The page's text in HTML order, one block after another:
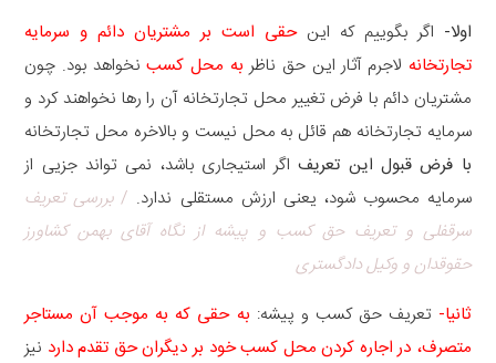
اولا- اگر بگوییم که اینحقی است بر مشتریان دائم و سرمایه
تجارتخانه لاجرم آثار این حق ناظر به محل کسبنخواهد بود. چون
مشتریان دائم با فرض تغییر محل تجارتخانه آن را رها نخواهند کرد و
سرمایه تجارتخانه هم قائل به محل نیست و بالاخره محل تجارتخانه
با فرض قبول این تعریفاگر استیجاری باشد، نمی تواند جزیی از
سرمایه محسوب شود، یعنی ارزش مستقلی ندارد. /بررسی تعریف
سرقفلی و تعریف حق کسب و پیشه از نگاه آقای بهمن کشاورز
حقوقدان و وکیل دادگستری
ثانیا- تعریف حق کسب و پیشه: به حقی که به موجب آن مستاجر
متصرف، در اجاره کردن محل کسب خود بر دیگران حق تقدم دارد نیز